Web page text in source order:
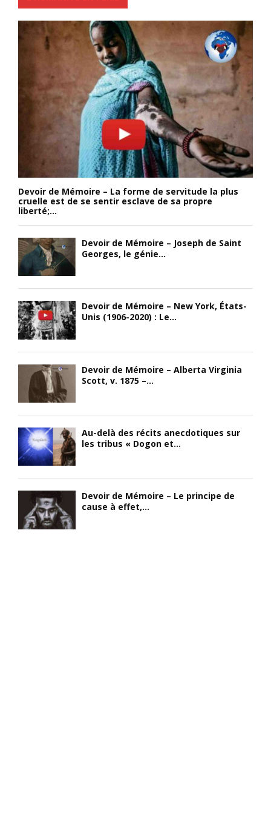
Devoir de Mémoire – La forme de servitude la plus
cruelle est de se sentir esclave de sa propre
liberté;...
Devoir de Mémoire – Joseph de Saint
Georges, le génie...
Devoir de Mémoire – New York, États-
Unis (1906-2020) : Le...
Devoir de Mémoire – Alberta Virginia
Scott, v. 1875 –...
Au-delà des récits anecdotiques sur
les tribus « Dogon et...
Devoir de Mémoire – Le principe de
cause à effet,...